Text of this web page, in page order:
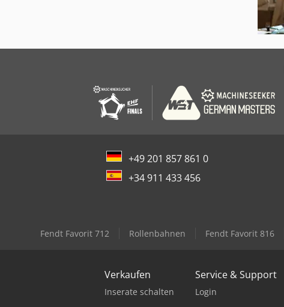
+49 201 857 861 0
+34 911 433 456
Fendt Favorit 712 Rollenbahnen Fendt Favorit 816
Verkaufen
Inserate schalten
Service & Support
Login